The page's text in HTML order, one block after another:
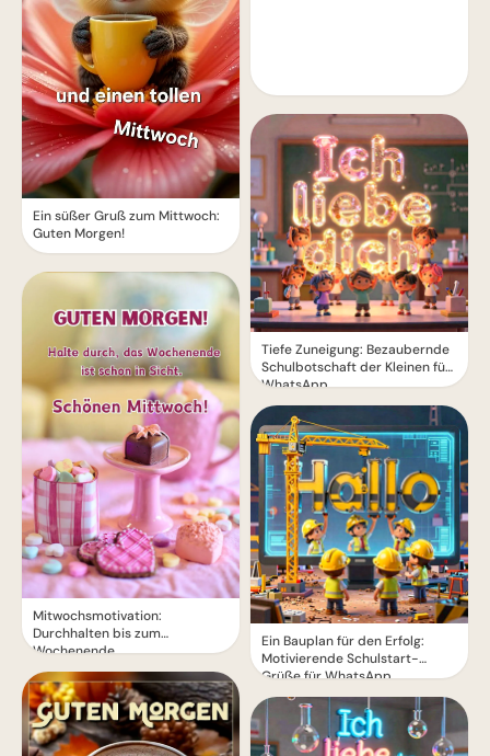
Ein süßer Gruß zum Mittwoch:
Guten Morgen!
Mitwochsmotivation:
Durchhalten bis zum
Wochenende
Tiefe Zuneigung: Bezaubernde
Schulbotschaft der Kleinen für
WhatsApp
Ein Bauplan für den Erfolg:
Motivierende Schulstart-
Grüße für WhatsApp